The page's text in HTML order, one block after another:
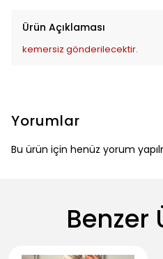
Ürün Açıklaması
kemersiz gönderilecektir.
Yorumlar
Bu ürün için henüz yorum
Benzer